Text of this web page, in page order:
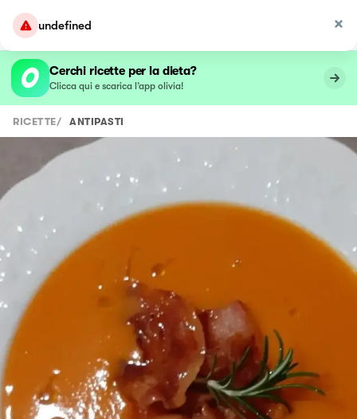
undefined
Cerchi ricette per la dieta?
Clicca qui e scarica l’app olivia!
RICETTE/ ANTIPASTI